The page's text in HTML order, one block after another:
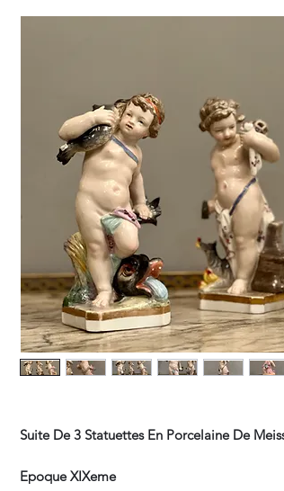
Suite De 3 Statuettes En Porcelaine De
Epoque XIXeme